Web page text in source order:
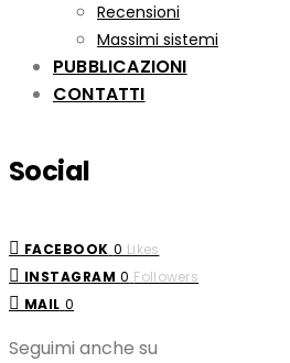
Recensioni
Massimi sistemi
PUBBLICAZIONI
CONTATTI
Social
FACEBOOK 0 Likes
INSTAGRAM 0 Followers
MAIL 0
Seguimi anche su